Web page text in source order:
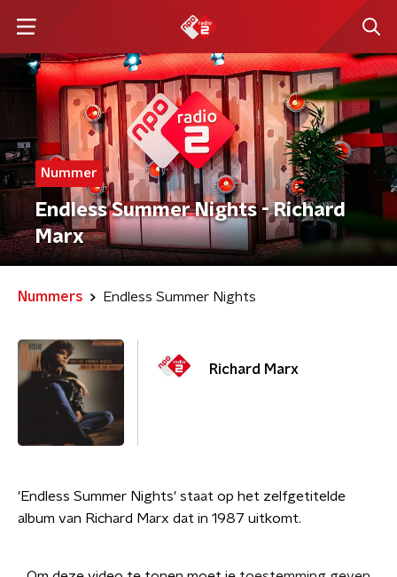
Nummer
Endless Summer Nights - Richard
Marx
Nummers Endless Summer Nights
Richard Marx
'Endless Summer Nights' staat op het zelfgetitelde
album van Richard Marx dat in 1987 uitkomt.